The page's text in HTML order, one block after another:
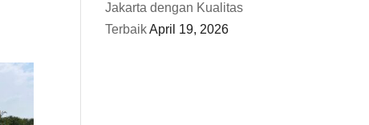
Jakarta dengan Kualitas
TerbaikApril 19, 2026